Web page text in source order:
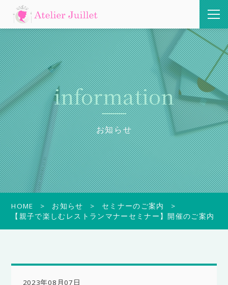
information
お知らせ
HOME お知らせ
セミナーのご案内
【親子で楽しむレストランマナーセミナー】開催のご案内
2023年08月07日